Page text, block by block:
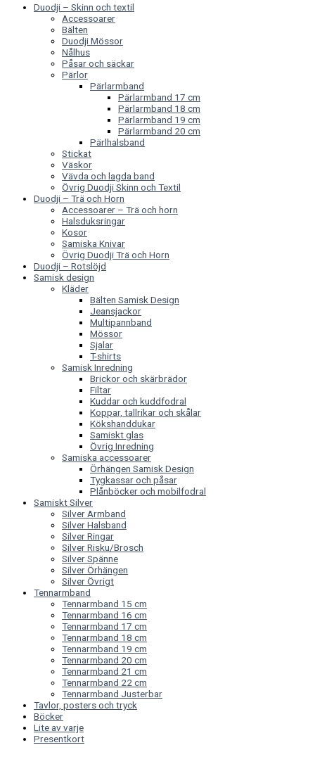
Duodji – Skinn och textil
Accessoarer
Bälten
Duodji Mössor
Nålhus
Påsar och säckar
Pärlor
Pärlarmband
Pärlarmband 17 cm
Pärlarmband 18 cm
Pärlarmband 19 cm
Pärlarmband 20 cm
Pärlhalsband
Stickat
Väskor
Vävda och lagda band
Övrig Duodji Skinn och Textil
Duodji – Trä och Horn
Accessoarer – Trä och horn
Halsduksringar
Kosor
Samiska Knivar
Övrig Duodji Trä och Horn
Duodji – Rotslöjd
Samisk design
Kläder
Bälten Samisk Design
Jeansjackor
Multipannband
Mössor
Sjalar
T-shirts
Samisk Inredning
Brickor och skärbrädor
Filtar
Kuddar och kuddfodral
Koppar, tallrikar och skålar
Kökshanddukar
Samiskt glas
Övrig Inredning
Samiska accessoarer
Örhängen Samisk Design
Tygkassar och påsar
Plånböcker och mobilfodral
Samiskt Silver
Silver Armband
Silver Halsband
Silver Ringar
Silver Risku/Brosch
Silver Spänne
Silver Örhängen
Silver Övrigt
Tennarmband
Tennarmband 15 cm
Tennarmband 16 cm
Tennarmband 17 cm
Tennarmband 18 cm
Tennarmband 19 cm
Tennarmband 20 cm
Tennarmband 21 cm
Tennarmband 22 cm
Tennarmband Justerbar
Tavlor, posters och tryck
Böcker
Lite av varje
Presentkort